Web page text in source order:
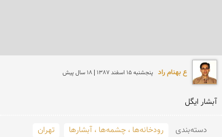
ع بهنام راد پنجشنبه 15 اسفند 1387 | 18 سال پیش
آبشار ایگل
دسته‌بندی رودخانه‌ها ، چشمه‌ها ، آبشارها تهران